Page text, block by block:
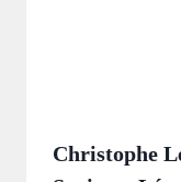
Christophe